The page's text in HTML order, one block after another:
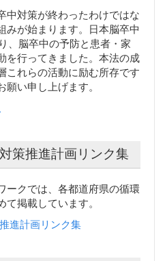
対策が終わったわけではな
みが始まります。日本脳卒中
、脳卒中の予防と患者・家
を行ってきました。本法の成
これらの活動に励む所存です
い申し上げます。
策推進計画リンク集
ークでは、各都道府県の循環
掲載しています。
進計画リンク集